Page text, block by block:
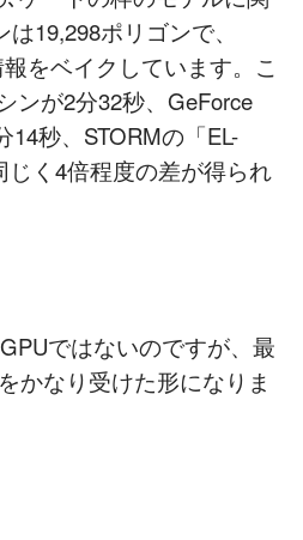
19,298ポリゴンで、
をベイクしています。こ
ンが2分32秒、GeForce
14秒、STORMの「EL-
じく4倍程度の差が得られ
ではないのですが、最
かなり受けた形になりま